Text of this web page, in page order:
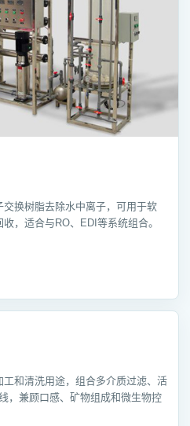
换树脂去除水中离子，可用于软
，适合与RO、EDI等系统组合。
和清洗用途，组合多介质过滤、活
，兼顾口感、矿物组成和微生物控